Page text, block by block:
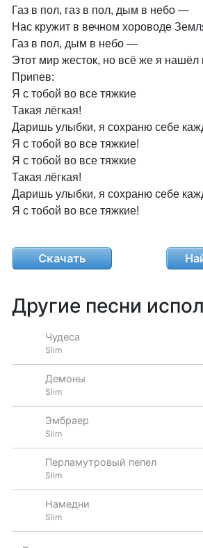
Газ в пол, газ в пол, дым в небо —
Нас кружит в вечном хороводе
Газ в пол, дым в небо —
Этот мир жесток, но всё же я нашёл
Припев:
Я с тобой во все тяжкие
Такая лёгкая!
Даришь улыбки, я сохраню себе
Я с тобой во все тяжкие!
Я с тобой во все тяжкие
Такая лёгкая!
Даришь улыбки, я сохраню себе
Я с тобой во все тяжкие!
Скачать
Другие песни
Чудеса
Slim
Демоны
Slim
Эмбраер
Slim
Перламутровый пепел
Slim
Намедни
Slim